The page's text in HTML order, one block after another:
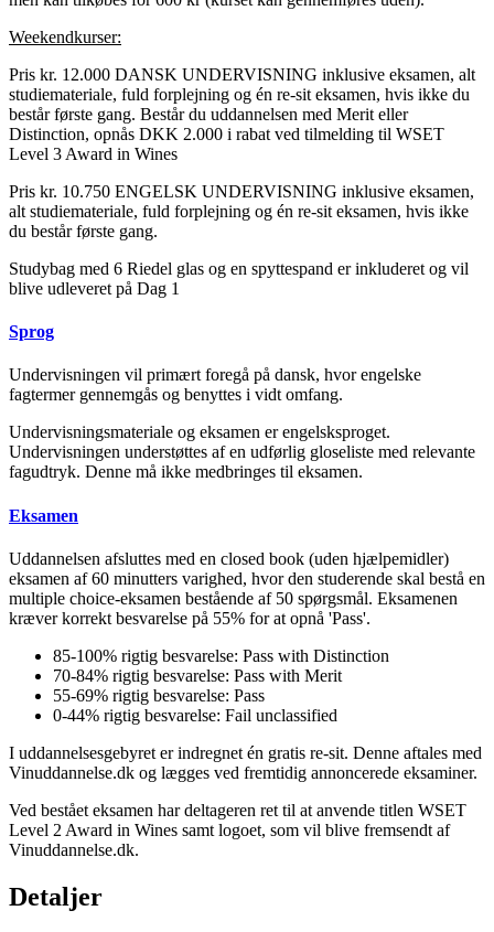
Weekendkurser:
Pris kr. 12.000 DANSK UNDERVISNING inklusive eksamen, alt
studiemateriale, fuld forplejning og én re-sit eksamen, hvis ikke du
består første gang. Består du uddannelsen med Merit eller
Distinction, opnås DKK 2.000 i rabat ved tilmelding til WSET
Level 3 Award in Wines
Pris kr. 10.750 ENGELSK UNDERVISNING inklusive eksamen,
alt studiemateriale, fuld forplejning og én re-sit eksamen, hvis ikke
du består første gang.
Studybag med 6 Riedel glas og en spyttespand er inkluderet og vil
blive udleveret på Dag 1
Sprog
Undervisningen vil primært foregå på dansk, hvor engelske
fagtermer gennemgås og benyttes i vidt omfang.
Undervisningsmateriale og eksamen er engelsksproget.
Undervisningen understøttes af en udførlig gloseliste med relevante
fagudtryk. Denne må ikke medbringes til eksamen.
Eksamen
Uddannelsen afsluttes med en closed book (uden hjælpemidler)
eksamen af 60 minutters varighed, hvor den studerende skal bestå en
multiple choice-eksamen bestående af 50 spørgsmål. Eksamenen
kræver korrekt besvarelse på 55% for at opnå 'Pass'.
85-100% rigtig besvarelse: Pass with Distinction
70-84% rigtig besvarelse: Pass with Merit
55-69% rigtig besvarelse: Pass
0-44% rigtig besvarelse: Fail unclassified
I uddannelsesgebyret er indregnet én gratis re-sit. Denne aftales med
Vinuddannelse.dk og lægges ved fremtidig annoncerede eksaminer.
Ved bestået eksamen har deltageren ret til at anvende titlen WSET
Level 2 Award in Wines samt logoet, som vil blive fremsendt af
Vinuddannelse.dk.
Detaljer